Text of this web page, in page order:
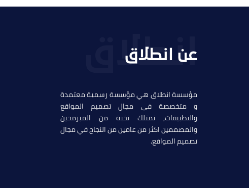
عن انطلاق
مؤسسة انطلاق هي مؤسسة رسمية معتمدة
و متخصصة في مجال تصميم المواقع
والتطبيقات, نمتلك نخبة من المبرمحين
والمصممين اكثر من عامين من النجاح في مجال
تصميم المواقع.